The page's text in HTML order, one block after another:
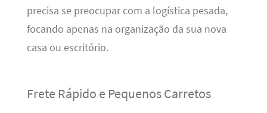
precisa se preocupar com a logística pesada,
focando apenas na organização da sua nova
casa ou escritório.
Frete Rápido e Pequenos Carretos